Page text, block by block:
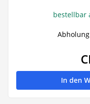
bestellbar
In den